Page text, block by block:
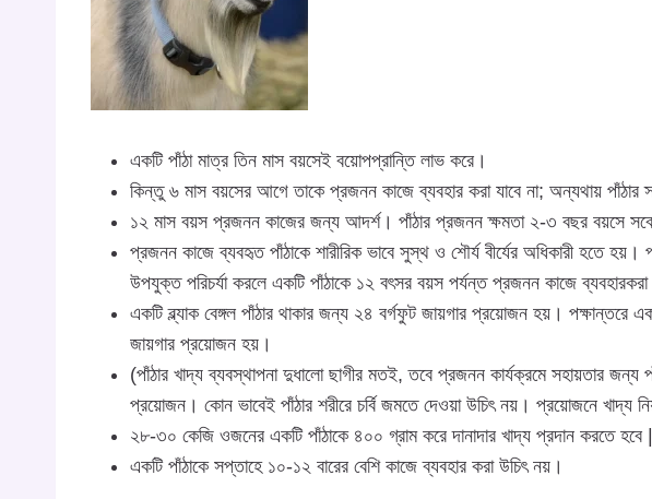
একটি পাঁঠা মাত্র তিন মাস বয়সেই বয়োপপ্রান্তি লাভ করে।
কিন্তু ৬ মাস বয়সের আগে তাকে প্রজনন কাজে ব্যবহার করা যাবে না; অন্যথায় পাঁঠার
১২ মাস বয়স প্রজনন কাজের জন্য আদর্শ। পাঁঠার প্রজনন ক্ষমতা ২-৩ বছর বয়সে
প্রজনন কাজে ব্যবহৃত পাঁঠাকে শারীরিক ভাবে সুস্থ ও শৌর্য বীর্যের অধিকারী হতে হয়।
উপযুক্ত পরিচর্যা করলে একটি পাঁঠাকে ১২ বৎসর বয়স পর্যন্ত প্রজনন কাজে ব্যবহারকরা
একটি ব্ল্যাক বেঙ্গল পাঁঠার থাকার জন্য ২৪ বর্গফুট জায়গার প্রয়োজন হয়। পক্ষান্তরে
জায়গার প্রয়োজন হয়।
(পাঁঠার খাদ্য ব্যবস্থাপনা দুধালো ছাগীর মতই, তবে প্রজনন কার্যক্রমে সহায়তার জন্য
প্রয়োজন। কোন ভাবেই পাঁঠার শরীরে চর্বি জমতে দেওয়া উচিৎ নয়। প্রয়োজনে খাদ্য
২৮-৩০ কেজি ওজনের একটি পাঁঠাকে ৪০০ গ্রাম করে দানাদার খাদ্য প্রদান করতে হবে |
একটি পাঁঠাকে সপ্তাহে ১০-১২ বারের বেশি কাজে ব্যবহার করা উচিৎ নয়।